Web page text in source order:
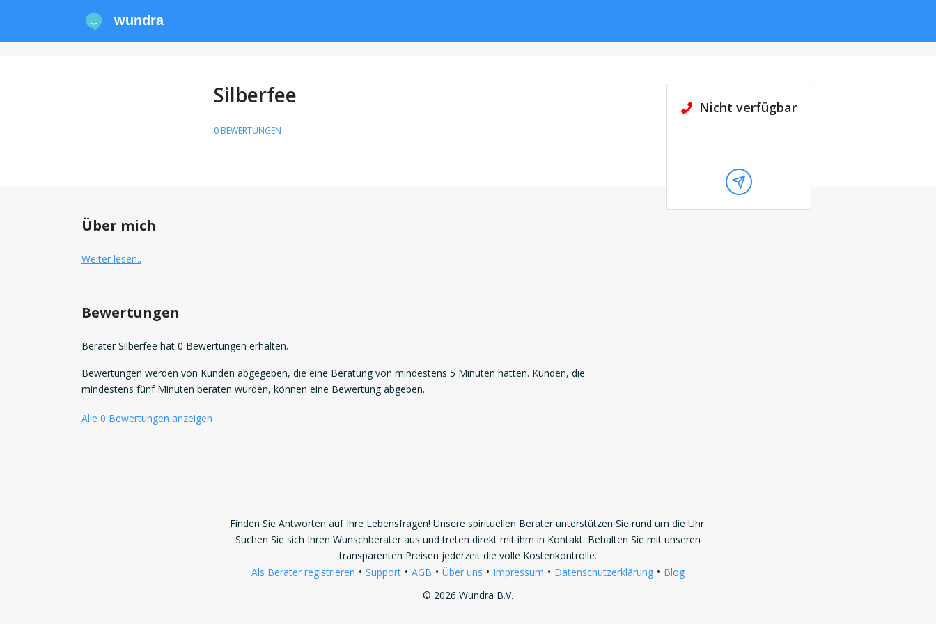
wundra
Nicht verfügbar
Silberfee
0 BEWERTUNGEN
Über mich
Weiter lesen..
Bewertungen
Berater Silberfee hat 0 Bewertungen erhalten.
Bewertungen werden von Kunden abgegeben, die eine Beratung von mindestens 5 Minuten hatten. Kunden, die
mindestens fünf Minuten beraten wurden, können eine Bewertung abgeben.
Alle 0 Bewertungen anzeigen
Finden Sie Antworten auf Ihre Lebensfragen! Unsere spirituellen Berater unterstützen Sie rund um die Uhr.
Suchen Sie sich Ihren Wunschberater aus und treten direkt mit ihm in Kontakt. Behalten Sie mit unseren
transparenten Preisen jederzeit die volle Kostenkontrolle.
Als Berater registrieren • Support • AGB • Über uns • Impressum • Datenschutzerklärung • Blog
© 2026 Wundra B.V.